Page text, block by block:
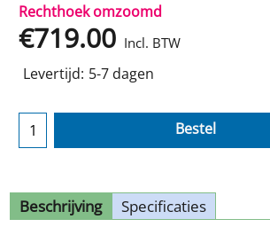
Rechthoek omzoomd
€719.00 Incl. BTW
Levertijd: 5-7 dagen
Bestel
Beschrijving Specificaties